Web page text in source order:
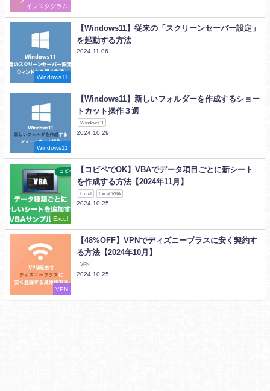
インスタグラム
Windows11
【Windows11】従来の「スクリーンセーバー設定」
を起動する方法
2024.11.06
Windows11
【Windows11】新しいフォルダーを作成するショー
トカット操作３選
Windows11
2024.10.29
Excel
【コピペでOK】VBAでデータ項目ごとに新シート
を作成する方法【2024年11月】
Excel Excel VBA
2024.10.25
VPN
【48%OFF】VPNでディズニープラスに安く契約す
る方法【2024年10月】
VPN
2024.10.25